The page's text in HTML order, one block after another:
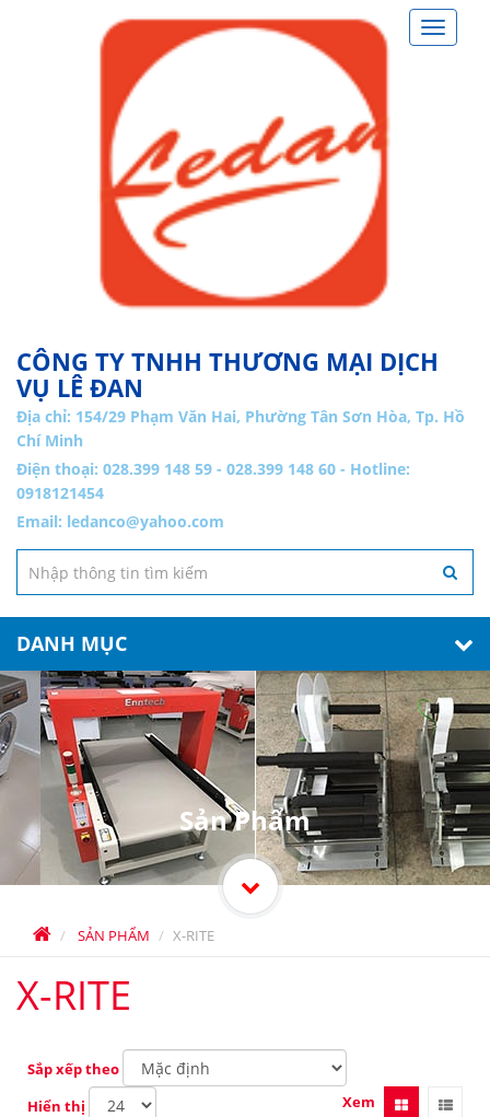
Toggle
CÔNG TY TNHH THƯƠNG MẠI DỊCH
VỤ LÊ ĐAN
Địa chỉ: 154/29 Phạm Văn Hai, Phường Tân Sơn Hòa, Tp. Hồ
Chí Minh
Điện thoại: 028.399 148 59 - 028.399 148 60 - Hotline:
0918121454
Email: ledanco@yahoo.com
DANH MỤC
SẢN PHẨM X-RITE
Sản Phẩm
X-RITE
Sắp xếp theo
Hiển thị
Xem